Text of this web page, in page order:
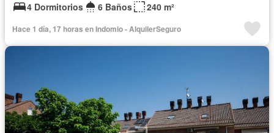
4 Dormitorios
6 Baños 240 m²
Hace 1 día, 17 horas en Indomio - AlquilerSeguro